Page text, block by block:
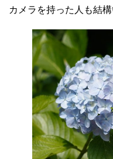
カメラを持った人も結構